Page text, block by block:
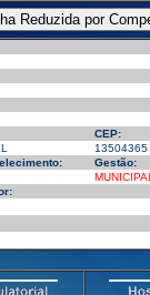
CEP:
13504365
Gestão: